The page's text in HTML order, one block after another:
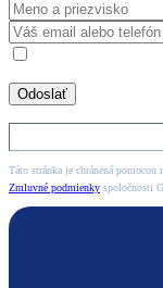
Táto stránka je chránená
Zmluvné podmienky spoločnosti